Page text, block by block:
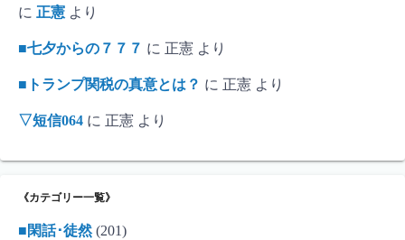
に 正憲 より
■七夕からの７７７ に 正憲 より
■トランプ関税の真意とは？ に 正憲 より
▽短信064 に 正憲 より
《カテゴリー一覧》
■閑話･徒然(201)